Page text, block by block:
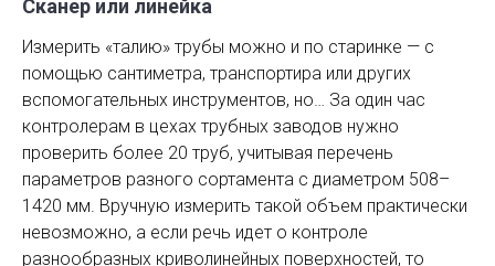
Сканер или линейка
Измерить «талию» трубы можно и по старинке — с
помощью сантиметра, транспортира или других
вспомогательных инструментов, но… За один час
контролерам в цехах трубных заводов нужно
проверить более 20 труб, учитывая перечень
параметров разного сортамента с диаметром 508–
1420 мм. Вручную измерить такой объем практически
невозможно, а если речь идет о контроле
разнообразных криволинейных поверхностей, то